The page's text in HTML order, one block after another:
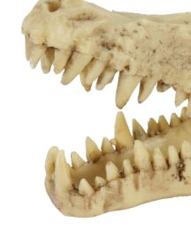
Prijavi se